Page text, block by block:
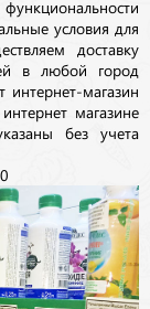
условия для
доставку
в любой город
интернет-магазин
магазине
без учета